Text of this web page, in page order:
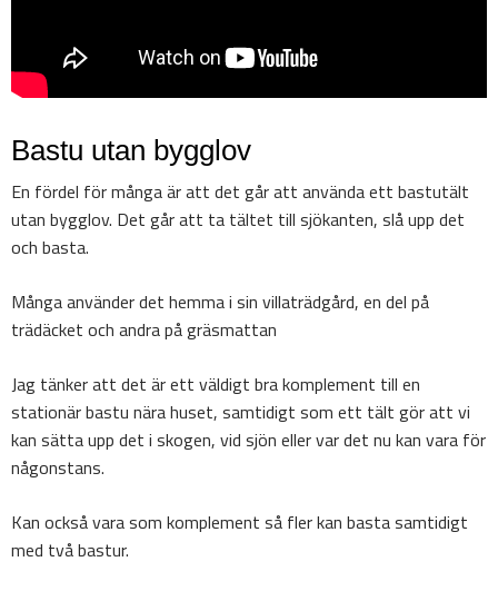
Bastu utan bygglov
En fördel för många är att det går att använda ett bastutält
utan bygglov. Det går att ta tältet till sjökanten, slå upp det
och basta.
Många använder det hemma i sin villaträdgård, en del på
trädäcket och andra på gräsmattan
Jag tänker att det är ett väldigt bra komplement till en
stationär bastu nära huset, samtidigt som ett tält gör att vi
kan sätta upp det i skogen, vid sjön eller var det nu kan vara för
någonstans.
Kan också vara som komplement så fler kan basta samtidigt
med två bastur.